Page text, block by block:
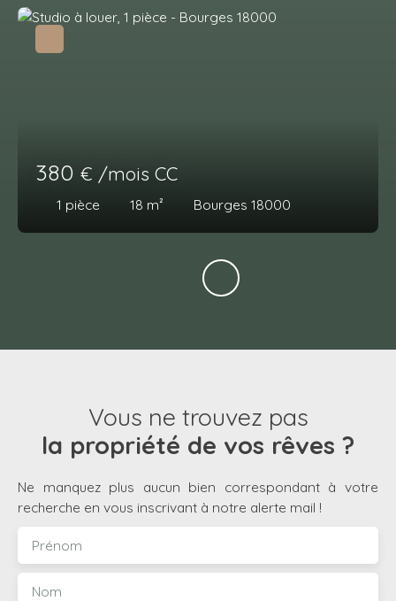
380 € /mois CC
1 pièce 18 m² Bourges 18000
Vous ne trouvez pas
la propriété de vos rêves ?
Ne manquez plus aucun bien correspondant à votre
recherche en vous inscrivant à notre alerte mail !
Prénom
Nom